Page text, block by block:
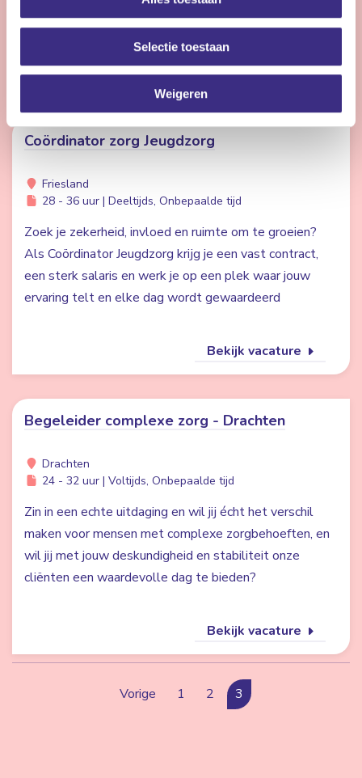
Selectie toestaan
Weigeren
je gaat de uitdaging graag aan.
Bekijk vacature
Coördinator zorg Jeugdzorg
Friesland
28 - 36 uur | Deeltijds, Onbepaalde tijd
Zoek je zekerheid, invloed en ruimte om te groeien?
Als Coördinator Jeugdzorg krijg je een vast contract,
een sterk salaris en werk je op een plek waar jouw
ervaring telt en elke dag wordt gewaardeerd
Bekijk vacature
Begeleider complexe zorg - Drachten
Drachten
24 - 32 uur | Voltijds, Onbepaalde tijd
Zin in een echte uitdaging en wil jij écht het verschil
maken voor mensen met complexe zorgbehoeften, en
wil jij met jouw deskundigheid en stabiliteit onze
cliënten een waardevolle dag te bieden?
Bekijk vacature
Vorige 1 2 3